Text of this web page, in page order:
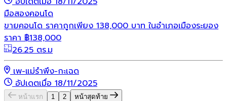
มือสองคอนโด
ขายคอนโด ราคาถูกเพียง 138,000 บาท ในอำเภอเมืองระยอง
ราคา ฿138,000
26.25 ตร.ม
เพ-แม่รำพึง-กะเฉด
อัปเดตเมื่อ 18/11/2025
หน้าแรก 1 2 หน้าสุดท้าย